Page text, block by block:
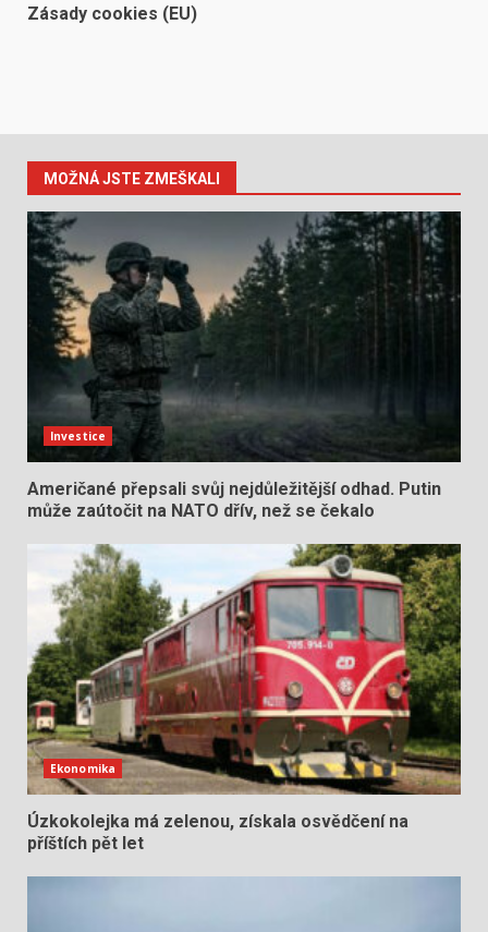
Zásady cookies (EU)
MOŽNÁ JSTE ZMEŠKALI
Investice
Američané přepsali svůj nejdůležitější odhad. Putin
může zaútočit na NATO dřív, než se čekalo
Ekonomika
Úzkokolejka má zelenou, získala osvědčení na
příštích pět let